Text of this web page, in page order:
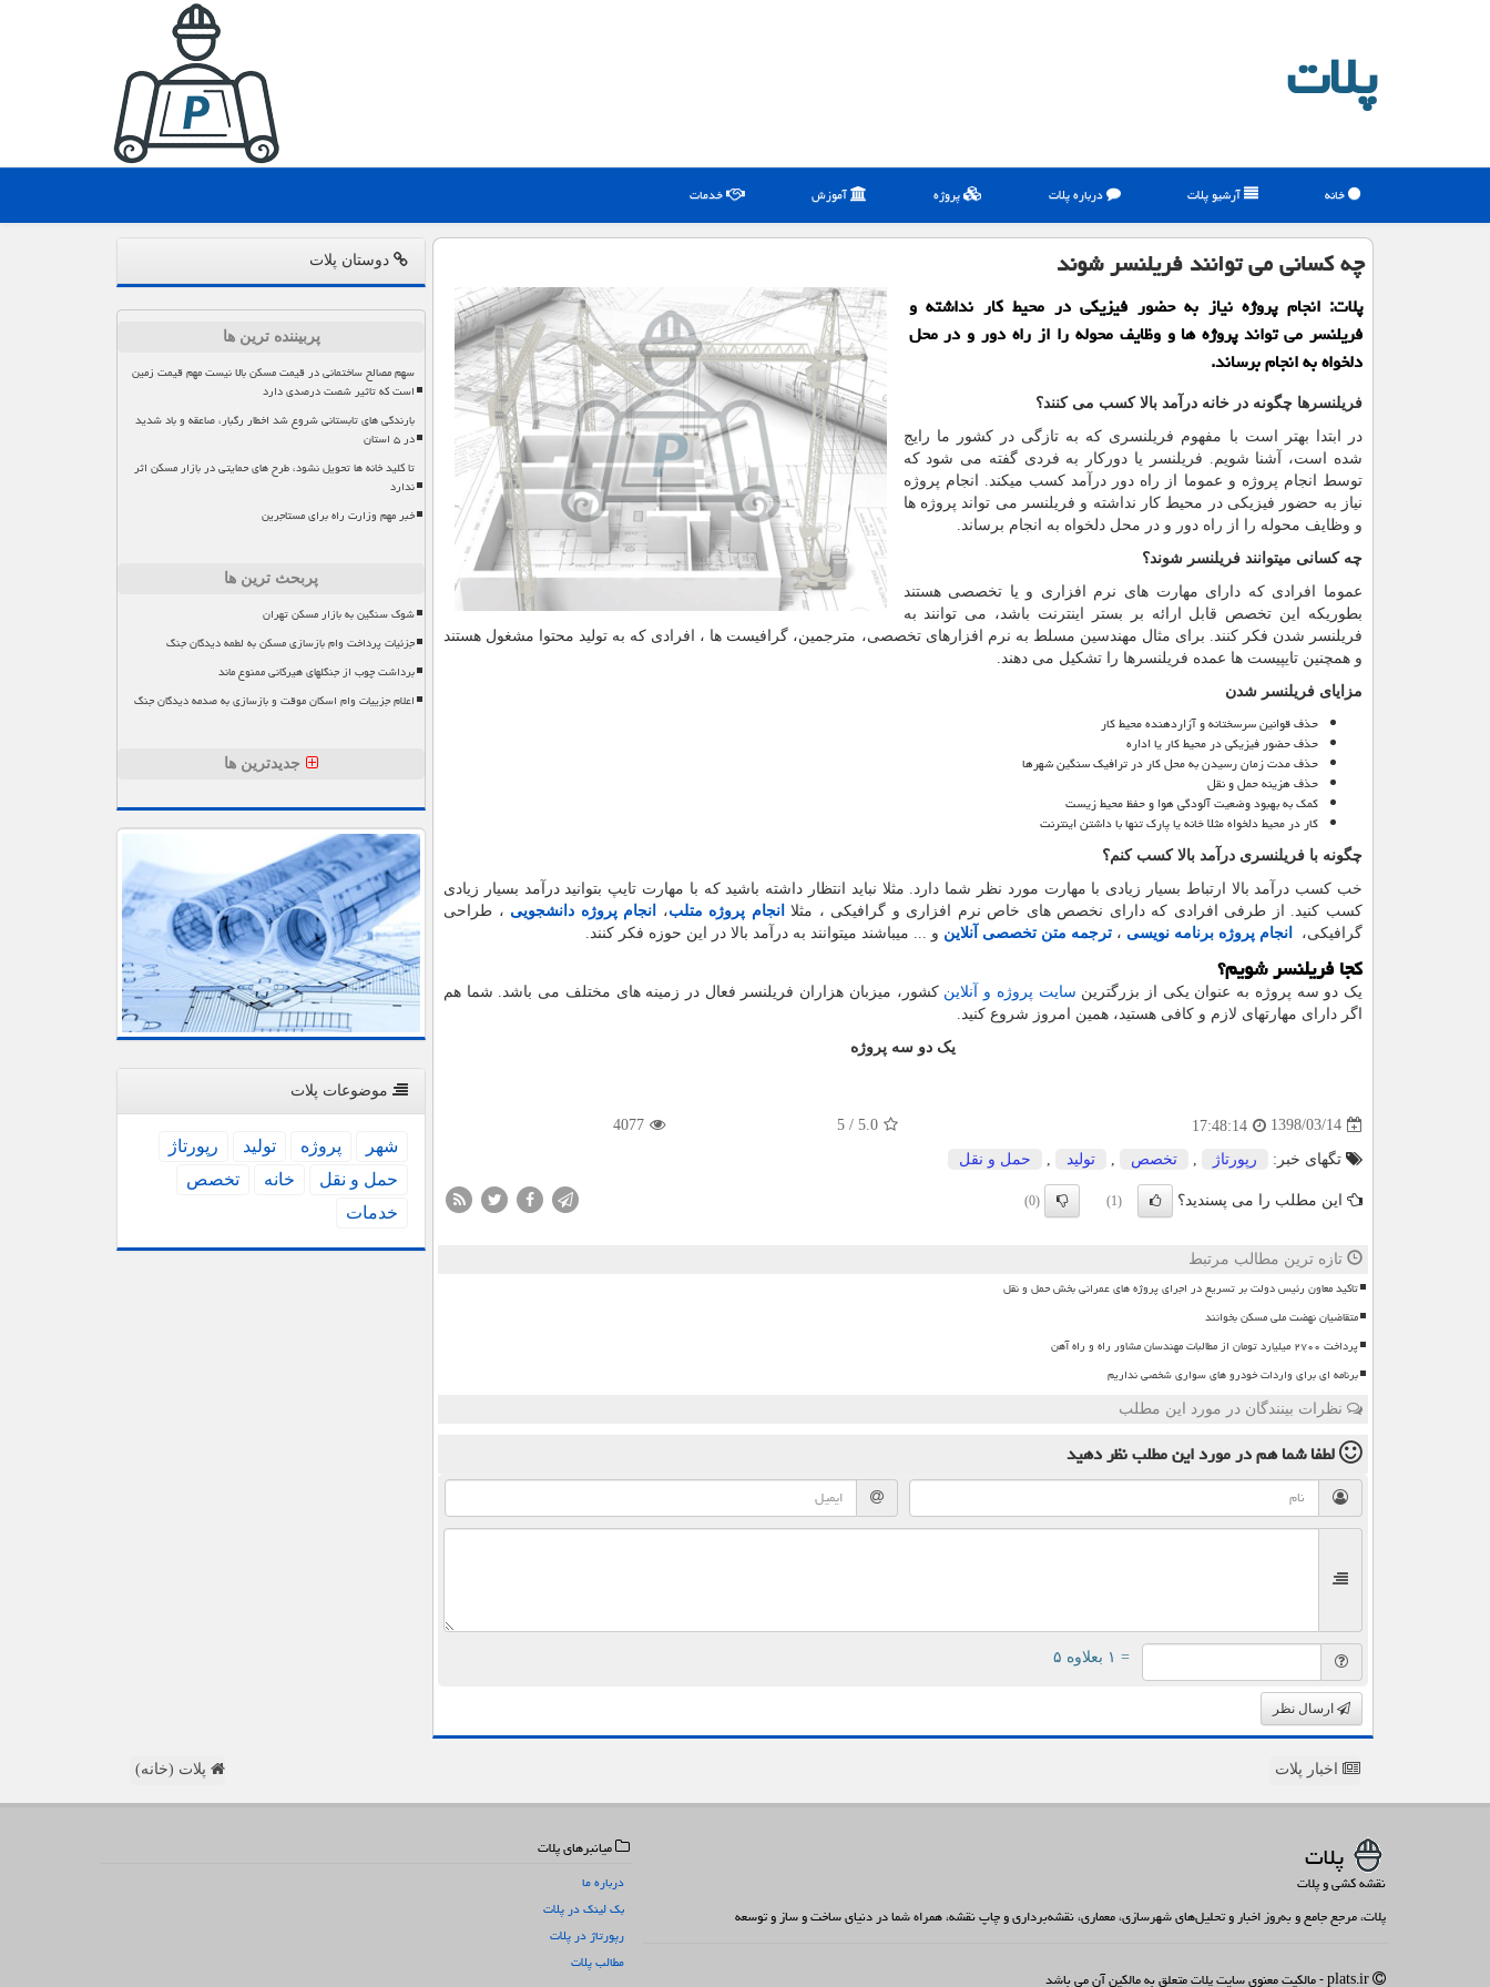
پلات
خانه آرشیو پلات درباره پلات پروژه آموزش خدمات
چه كسانی می توانند فریلنسر شوند
پلات: انجام پروژه نیاز به حضور فیزیكی در محیط كار نداشته و
فریلنسر می تواند پروژه ها و وظایف محوله را از راه دور و در محل
دلخواه به انجام برساند.
فریلنسرها چگونه در خانه درآمد بالا کسب می کنند؟
در ابتدا بهتر است با مفهوم فریلنسری که به تازگی در کشور ما رایج
شده است، آشنا شویم. فریلنسر یا دورکار به فردی گفته می شود که
توسط انجام پروژه و عموما از راه دور درآمد کسب میکند. انجام پروژه
نیاز به حضور فیزیکی در محیط کار نداشته و فریلنسر می تواند پروژه ها
و وظایف محوله را از راه دور و در محل دلخواه به انجام برساند.
چه کسانی میتوانند فریلنسر شوند؟
عموما افرادی که دارای مهارت های نرم افزاری و یا تخصصی هستند
بطوریکه این تخصص قابل ارائه بر بستر اینترنت باشد، می توانند به
فریلنسر شدن فکر کنند. برای مثال مهندسین مسلط به نرم افزارهای تخصصی، مترجمین، گرافیست ها ، افرادی که به تولید محتوا مشغول هستند
و همچنین تایپیست ها عمده فریلنسرها را تشکیل می دهند.
مزایای فریلنسر شدن
حذف قوانین سرسختانه و آزاردهنده محیط کار
حذف حضور فیزیکی در محیط کار یا اداره
حذف مدت زمان رسیدن به محل کار در ترافیک سنگین شهرها
حذف هزینه حمل و نقل
کمک به بهبود وضعیت آلودگی هوا و حفظ محیط زیست
کار در محیط دلخواه مثلا خانه یا پارک تنها با داشتن اینترنت
چگونه با فریلنسری درآمد بالا کسب کنم؟
خب کسب درآمد بالا ارتباط بسیار زیادی با مهارت مورد نظر شما دارد. مثلا نباید انتظار داشته باشید که با مهارت تایپ بتوانید درآمد بسیار زیادی
کسب کنید. از طرفی افرادی که دارای نخصص های خاص نرم افزاری و گرافیکی ، مثلا انجام پروژه متلب، انجام پروژه دانشجویی ، طراحی
گرافیکی،
انجام پروژه برنامه نویسی ، ترجمه متن تخصصی آنلاین و ... میباشند میتوانند به درآمد بالا در این حوزه فکر کنند.
کجا فریلنسر شویم؟
یک دو سه پروژه به عنوان یکی از بزرگترین سایت پروژه و آنلاین کشور، میزبان هزاران فریلنسر فعال در زمینه های مختلف می باشد. شما هم
اگر دارای مهارتهای لازم و کافی هستید، همین امروز شروع کنید.
یک دو سه پروژه
1398/03/14
17:48:14
5.0
/
5
4077
تگهای خبر: رپورتاژ تخصص تولید حمل و نقل
این مطلب را می پسندید؟ (1)
(0)
تازه ترین مطالب مرتبط
تاکید معاون رئیس دولت بر تسریع در اجرای پروژه های عمرانی بخش حمل و نقل
متقاضیان نهضت ملی مسکن بخوانند
پرداخت ۲۷۰۰ میلیارد تومان از مطالبات مهندسان مشاور راه و راه آهن
برنامه ای برای واردات خودرو های سواری شخصی نداریم
نظرات بینندگان در مورد این مطلب
لطفا شما همدر مورد این مطلبنظر دهید
= ۱ بعلاوه ۵
ارسال نظر
دوستان پلات
پربیننده ترین ها
سهم مصالح ساختمانی در قیمت مسکن بالا نیست مهم قیمت زمین
است که تاثیر شصت درصدی دارد
بارندگی های تابستانی شروع شد اخطار رگبار، صاعقه و باد شدید
در ۵ استان
تا کلید خانه ها تحویل نشود، طرح های حمایتی در بازار مسکن اثر
ندارد
خبر مهم وزارت راه برای مستاجرین
پربحث ترین ها
شوک سنگین به بازار مسکن تهران
جزئیات پرداخت وام بازسازی مسکن به لطمه دیدگان جنگ
برداشت چوب از جنگلهای هیرکانی ممنوع ماند
اعلام جزییات وام اسکان موقت و بازسازی به صدمه دیدگان جنگ
جدیدترین ها
موضوعات پلات
شهر پروژه تولید
رپورتاژ
حمل و نقل
خانه
تخصص
خدمات
اخبار پلات پلات (خانه)
پلات
نقشه کشی و پلات
پلات، مرجع جامع و به‌روز اخبار و تحلیل‌های شهرسازی، معماری، نقشه‌برداری و چاپ نقشه، همراه شما در دنیای ساخت و ساز و توسعه
میانبرهای پلات
درباره ما
بک لینک در پلات
رپورتاژ در پلات
مطالب پلات